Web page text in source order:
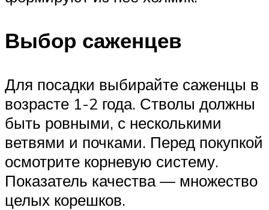
Выбор саженцев
Для посадки выбирайте саженцы в
возрасте 1-2 года. Стволы должны
быть ровными, с несколькими
ветвями и почками. Перед покупкой
осмотрите корневую систему.
Показатель качества — множество
целых корешков.